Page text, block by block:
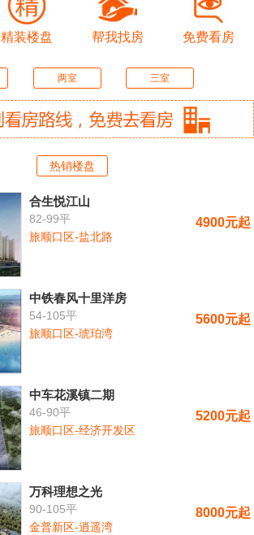
精装楼盘 帮我找房 免费看房
两室 三室
热销楼盘
合生悦江山
82-99平
旅顺口区-盐北路
4900元起
中铁春风十里洋房
54-105平
旅顺口区-琥珀湾
5600元起
中车花溪镇二期
46-90平
旅顺口区-经济开发区
5200元起
万科理想之光
90-105平
金普新区-逍遥湾
8000元起